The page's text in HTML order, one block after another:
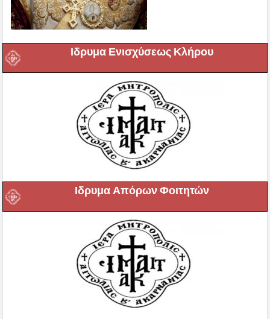
Ιδρυμα Ενισχύσεως Κλήρου
Ιδρυμα Απόρων Φοιτητών